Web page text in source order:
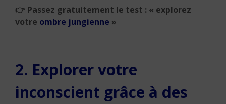
👉 Passez gratuitement le test : « explorez
votre ombre jungienne »
2. Explorer votre
inconscient grâce à des